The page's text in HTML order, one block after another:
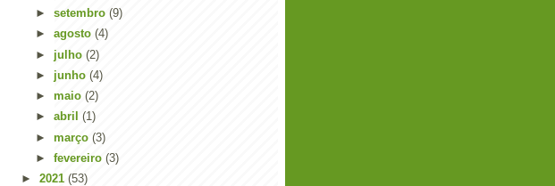
► setembro (9)
► agosto (4)
► julho (2)
► junho (4)
► maio (2)
► abril (1)
► março (3)
► fevereiro (3)
► 2021 (53)